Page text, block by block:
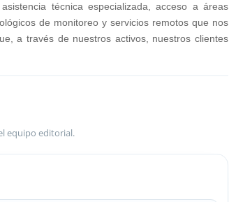
técnica especializada, acceso a áreas
de monitoreo y servicios remotos que nos
a través de nuestros activos, nuestros clientes
equipo editorial.